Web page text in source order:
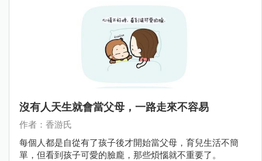
沒有人天生就會當父母，一路走來不容易
作者：香游氏
每個人都是自從有了孩子後才開始當父母，育兒生活不簡
單，但看到孩子可愛的臉龐，那些煩惱就不重要了。